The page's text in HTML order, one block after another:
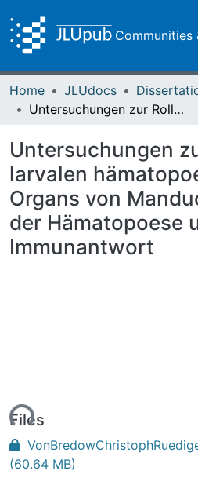
Communities
Home JLUdocs
Untersuchungen zur Rolle des larvalen hämatopoetischen Organs von Manduca sexta bei der Hämatopoese und der Immunantwort
Untersuchungen
larvalen
Organs von
der Hämatopoese
Immunantwort
Files
(60.64 MB)